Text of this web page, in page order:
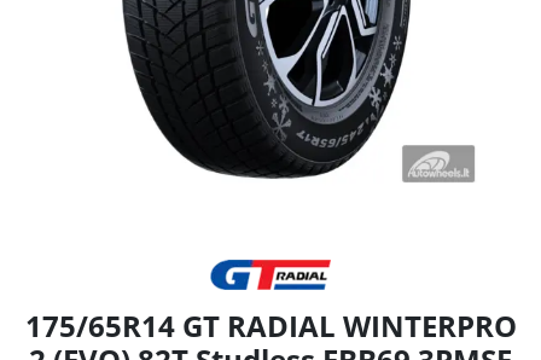
175/65R14 GT RADIAL WINTERPRO